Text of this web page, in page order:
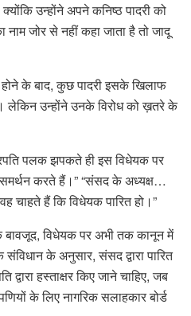
उन्होंने अपने कनिष्ठ पादरी को
नाम जोर से नहीं कहा जाता है तो जादू
के बाद, कुछ पादरी इसके खिलाफ
उन्होंने उनके विरोध को ख़तरे के
पलक झपकते ही इस विधेयक पर
समर्थन करते हैं।” “संसद के अध्यक्ष…
हैं कि विधेयक पारित हो।”
बावजूद, विधेयक पर अभी तक कानून में
संविधान के अनुसार, संसद द्वारा पारित
द्वारा हस्ताक्षर किए जाने चाहिए, जब
के लिए नागरिक सलाहकार बोर्ड